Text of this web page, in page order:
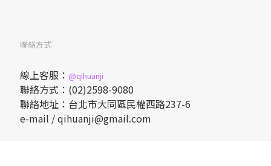
聯絡方式
線上客服： @qihuanji
聯絡方式：(02)2598-9080
聯絡地址：台北市大同區民權西路237-6
e-mail / qihuanji@gmail.com